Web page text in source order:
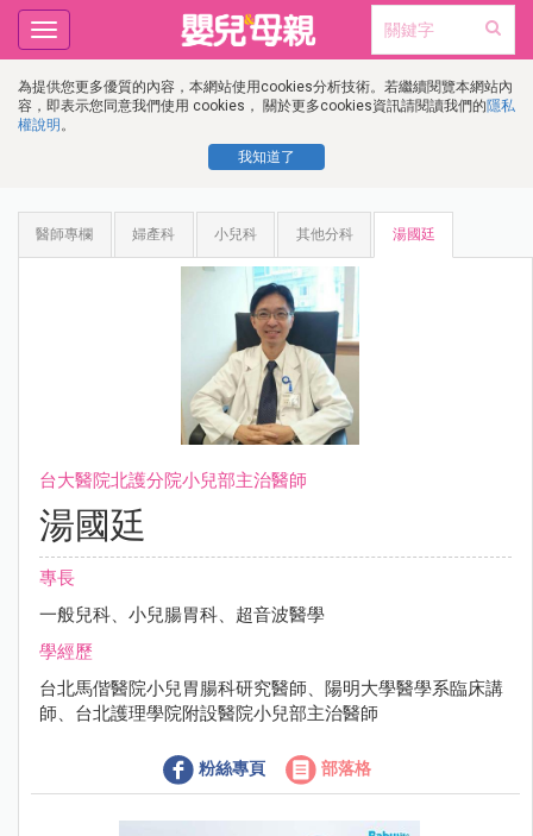
為提供您更多優質的內容，本網站使用cookies分析技術。若繼續閱覽本網站內
容，即表示您同意我們使用 cookies， 關於更多cookies資訊請閱讀我們的隱私
權說明 。
我知道了
Toggle
navigation
醫師專欄 婦產科 小兒科 其他分科 湯國廷
台大醫院北護分院小兒部主治醫師
湯國廷
專長
一般兒科、小兒腸胃科、超音波醫學
學經歷
台北馬偕醫院小兒胃腸科研究醫師、陽明大學醫學系臨床講
師、台北護理學院附設醫院小兒部主治醫師
粉絲專頁 部落格